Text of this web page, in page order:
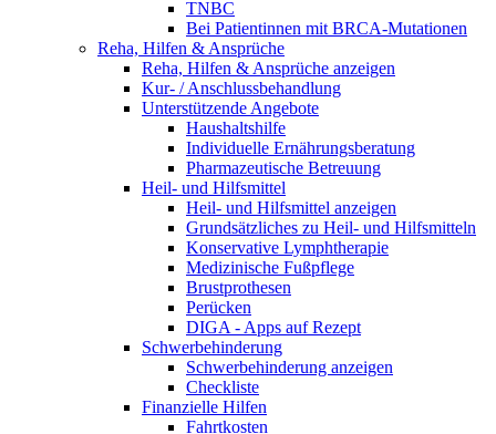
TNBC
Bei Patientinnen mit BRCA-Mutationen
Reha, Hilfen & Ansprüche
Reha, Hilfen & Ansprüche anzeigen
Kur- / Anschlussbehandlung
Unterstützende Angebote
Haushaltshilfe
Individuelle Ernährungsberatung
Pharmazeutische Betreuung
Heil- und Hilfsmittel
Heil- und Hilfsmittel anzeigen
Grundsätzliches zu Heil- und Hilfsmitteln
Konservative Lymphtherapie
Medizinische Fußpflege
Brustprothesen
Perücken
DIGA - Apps auf Rezept
Schwerbehinderung
Schwerbehinderung anzeigen
Checkliste
Finanzielle Hilfen
Fahrtkosten